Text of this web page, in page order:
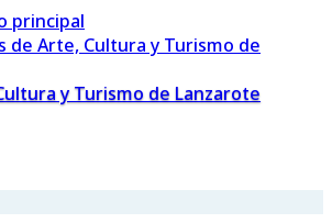
principal
y Turismo de Lanzarote